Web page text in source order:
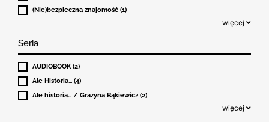
(Nie)bezpieczna znajomość (1)
więcej
Seria
AUDIOBOOK (2)
Ale Historia... (4)
Ale historia... / Grażyna Bąkiewicz (2)
więcej